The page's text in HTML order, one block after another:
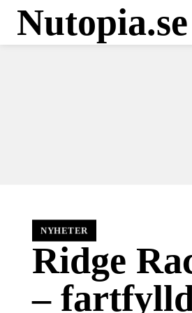
Nutopia.se
NYHETER
Ridge
–